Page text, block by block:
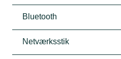
Bluetooth
Netværksstik